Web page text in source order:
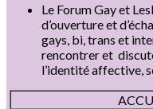
Le Forum Gay et
d’ouverture et
gays, bi, trans et
rencontrer et
l’identité affective,